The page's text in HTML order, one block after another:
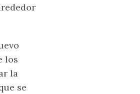
los
la
se